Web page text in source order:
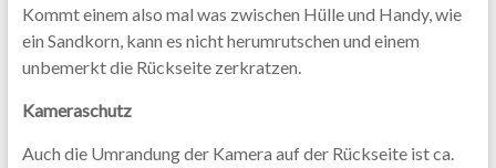
Kommt einem also mal was zwischen Hülle und Handy, wie
ein Sandkorn, kann es nicht herumrutschen und einem
unbemerkt die Rückseite zerkratzen.
Kameraschutz
Auch die Umrandung der Kamera auf der Rückseite ist ca.